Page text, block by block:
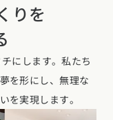
りを
にします。私たち
を形にし、無理な
を実現します。